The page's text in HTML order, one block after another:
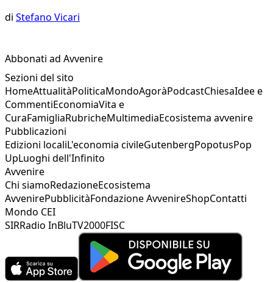
di Stefano Vicari
Abbonati ad Avvenire
Sezioni del sito
HomeAttualitàPoliticaMondoAgoràPodcastChiesaIdee e
CommentiEconomiaVita e
CuraFamigliaRubricheMultimediaEcosistema avvenire
Pubblicazioni
Edizioni localiL'economia civileGutenbergPopotusPop
UpLuoghi dell'Infinito
Avvenire
Chi siamoRedazioneEcosistema
AvvenirePubblicitàFondazione AvvenireShopContatti
Mondo CEI
SIRRadio InBluTV2000FISC